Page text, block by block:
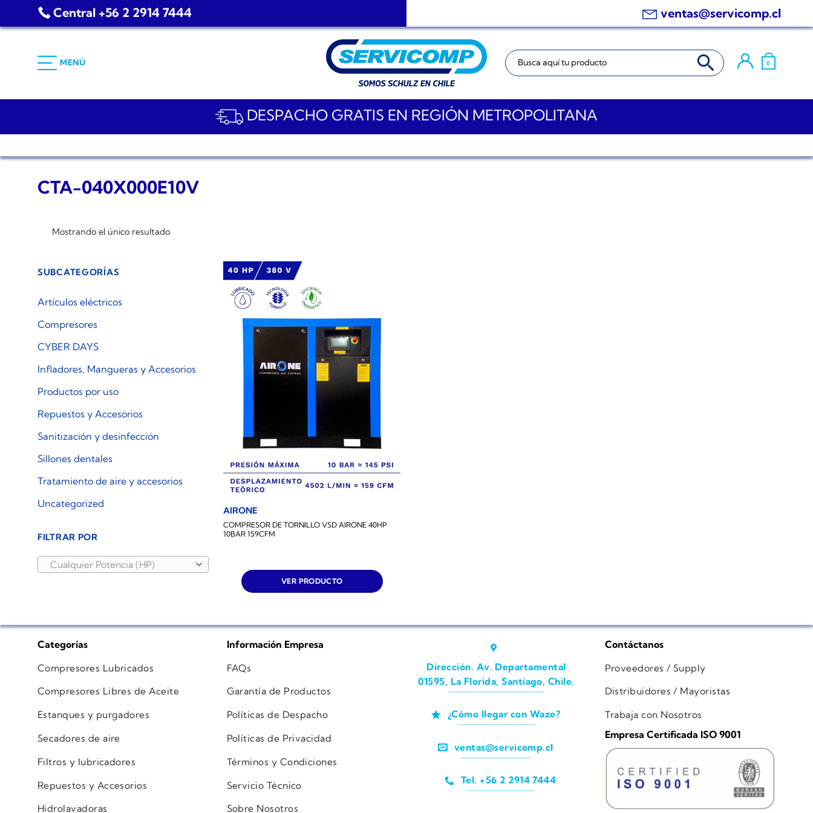
Central +56 2 2914 7444 ventas@servicomp.cl
MENÚ
Buscar: BOTÓN DE BÚSQUEDA
0
DESPACHO GRATIS EN REGIÓN METROPOLITANA
CTA-040X000E10V
Mostrando el único resultado
SUBCATEGORÍAS
Artículos eléctricos
Compresores
CYBER DAYS
Infladores, Mangueras y Accesorios
Productos por uso
Repuestos y Accesorios
Sanitización y desinfección
Sillones dentales
Tratamiento de aire y accesorios
Uncategorized
FILTRAR POR
Cualquier Potencia (HP)
AIRONE
COMPRESOR DE TORNILLO VSD AIRONE 40HP
10BAR 159CFM
VER PRODUCTO
Categorías
Compresores Lubricados
Compresores Libres de Aceite
Estanques y purgadores
Secadores de aire
Filtros y lubricadores
Repuestos y Accesorios
Hidrolavadoras
Información Empresa
FAQs
Garantía de Productos
Políticas de Despacho
Políticas de Privacidad
Términos y Condiciones
Servicio Técnico
Sobre Nosotros
Dirección. Av. Departamental
01595, La Florida, Santiago, Chile.
¿Cómo llegar con Waze?
ventas@servicomp.cl
Tel. +56 2 2914 7444
Contáctanos
Proveedores / Supply
Distribuidores / Mayoristas
Trabaja con Nosotros
Empresa Certificada ISO 9001